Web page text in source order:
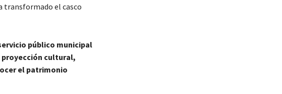
transformado el casco
público municipal
proyección cultural,
el patrimonio